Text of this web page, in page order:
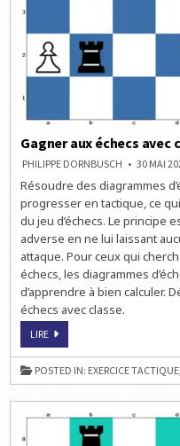
Gagner aux échecs avec
PHILIPPE DORNBUSCH 30 MAI
Résoudre des diagrammes
progresser en tactique, ce
du jeu d’échecs. Le principe
adverse en ne lui laissant
attaque. Pour ceux qui
échecs, les diagrammes
d’apprendre à bien calculer.
échecs avec classe.
LIREGAGNER
ÉCHECS
AVEC
CLASSE
POSTED IN: EXERCICE TACTIQUE